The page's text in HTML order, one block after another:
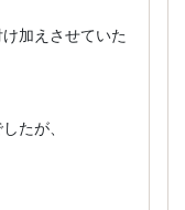
加えさせていた
たが、